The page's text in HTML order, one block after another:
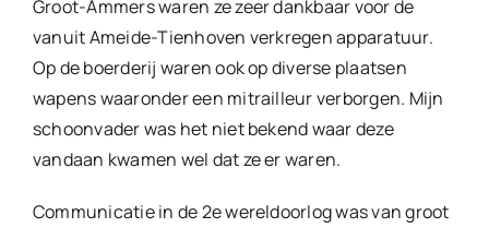
Groot-Ammers waren ze zeer dankbaar voor de
vanuit Ameide-Tienhoven verkregen apparatuur.
Op de boerderij waren ook op diverse plaatsen
wapens waaronder een mitrailleur verborgen. Mijn
schoonvader was het niet bekend waar deze
vandaan kwamen wel dat ze er waren.
Communicatie in de 2e wereldoorlog was van groot